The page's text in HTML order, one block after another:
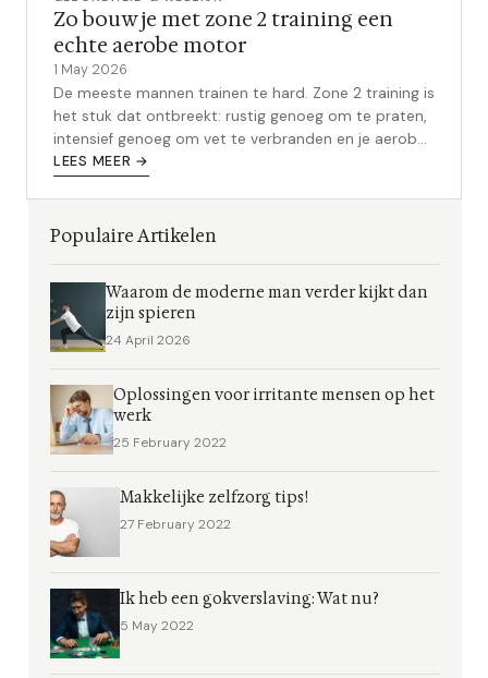
Zo bouw je met zone 2 training een
echte aerobe motor
1 May 2026
De meeste mannen trainen te hard. Zone 2 training is
het stuk dat ontbreekt: rustig genoeg om te praten,
intensief genoeg om vet te verbranden en je aerobe
motor te bouwen.
LEES MEER →
Populaire Artikelen
Waarom de moderne man verder kijkt dan
zijn spieren
24 April 2026
Oplossingen voor irritante mensen op het
werk
25 February 2022
Makkelijke zelfzorg tips!
27 February 2022
Ik heb een gokverslaving: Wat nu?
5 May 2022